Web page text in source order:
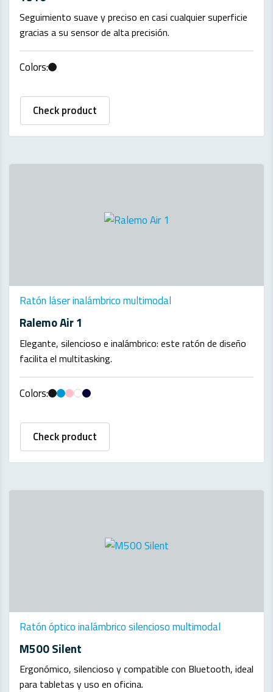
Seguimiento suave y preciso en casi cualquier superficie
gracias a su sensor de alta precisión.
Colors:
Check product
Ratón láser inalámbrico multimodal
Ralemo Air 1
Elegante, silencioso e inalámbrico: este ratón de diseño
facilita el multitasking.
Colors:
Check product
Ratón óptico inalámbrico silencioso multimodal
M500 Silent
Ergonómico, silencioso y compatible con Bluetooth, ideal
para tabletas y uso en oficina.